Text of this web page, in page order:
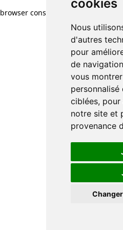
cookies
Nous
d'autres
pour
de
vous
ciblées,
notre site et
provenance
browser console for more